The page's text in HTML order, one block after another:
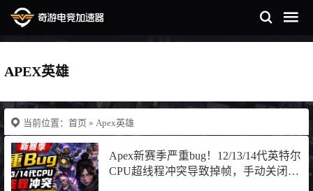
APEX英雄
当前位置： 首页 » Apex英雄
Apex新赛季严重bug！12/13/14代英特尔
CPU超线程冲突导致掉帧，手动关闭超